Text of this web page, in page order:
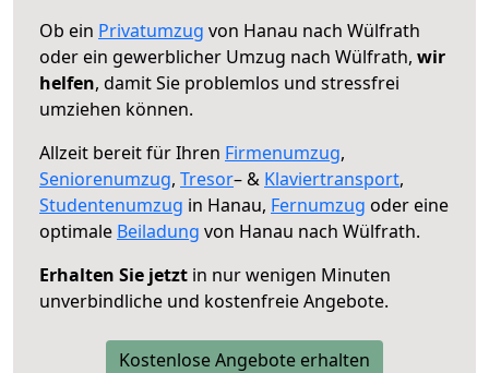
Ob ein Privatumzug von Hanau nach Wülfrath
oder ein gewerblicher Umzug nach Wülfrath, wir
helfen, damit Sie problemlos und stressfrei
umziehen können.
Allzeit bereit für Ihren Firmenumzug,
Seniorenumzug, Tresor– & Klaviertransport,
Studentenumzug in Hanau, Fernumzug oder eine
optimale Beiladung von Hanau nach Wülfrath.
Erhalten Sie jetzt in nur wenigen Minuten
unverbindliche und kostenfreie Angebote.
Kostenlose Angebote erhalten